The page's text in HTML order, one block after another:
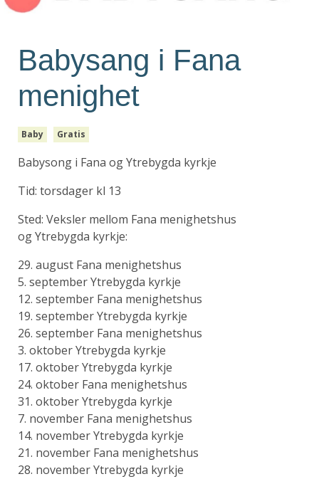
Babysang i Fana
menighet
Baby Gratis
Babysong i Fana og Ytrebygda kyrkje
Tid: torsdager kl 13
Sted: Veksler mellom Fana menighetshus
og Ytrebygda kyrkje:
29. august Fana menighetshus
5. september Ytrebygda kyrkje
12. september Fana menighetshus
19. september Ytrebygda kyrkje
26. september Fana menighetshus
3. oktober Ytrebygda kyrkje
17. oktober Ytrebygda kyrkje
24. oktober Fana menighetshus
31. oktober Ytrebygda kyrkje
7. november Fana menighetshus
14. november Ytrebygda kyrkje
21. november Fana menighetshus
28. november Ytrebygda kyrkje